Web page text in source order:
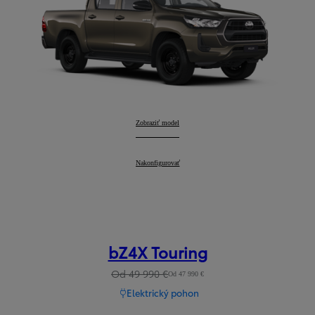
Hilux:
Zobraziť model
Hilux:
Nakonfigurovať
bZ4X Touring
Od 49 990 €Od 47 990 €
Elektrický pohon